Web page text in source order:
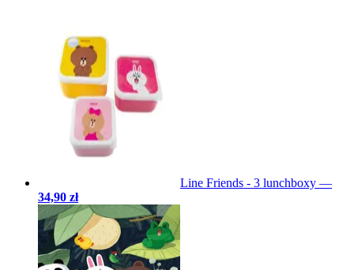
Line Friends - 3 lunchboxy —
34,90 zł